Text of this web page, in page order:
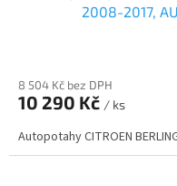
2008-2017,
8 504 Kč bez DPH
10 290 Kč / ks
Autopotahy CITROEN